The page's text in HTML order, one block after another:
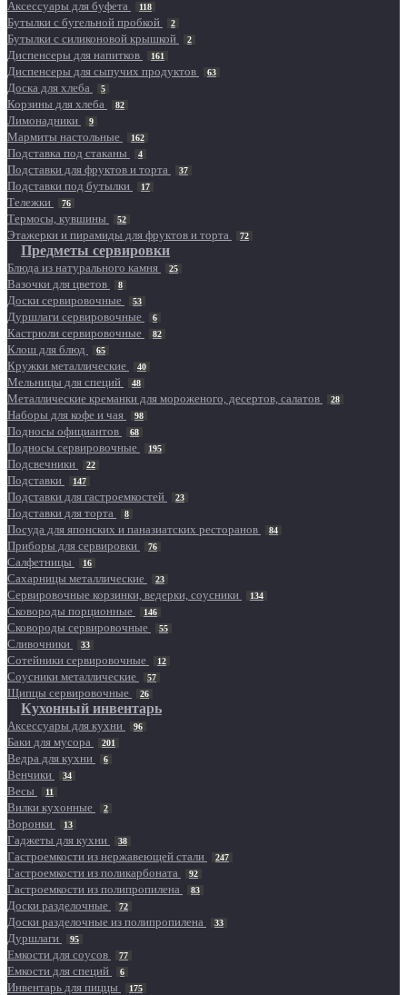
Аксессуары для буфета 118
Бутылки с бугельной пробкой 2
Бутылки с силиконовой крышкой 2
Диспенсеры для напитков 161
Диспенсеры для сыпучих продуктов 63
Доска для хлеба 5
Корзины для хлеба 82
Лимонадники 9
Мармиты настольные 162
Подставка под стаканы 4
Подставки для фруктов и торта 37
Подставки под бутылки 17
Тележки 76
Термосы, кувшины 52
Этажерки и пирамиды для фруктов и торта 72
Предметы сервировки
Блюда из натурального камня 25
Вазочки для цветов 8
Доски сервировочные 53
Дуршлаги сервировочные 6
Кастрюли сервировочные 82
Клош для блюд 65
Кружки металлические 40
Мельницы для специй 48
Металлические креманки для мороженого, десертов, салатов 28
Наборы для кофе и чая 98
Подносы официантов 68
Подносы сервировочные 195
Подсвечники 22
Подставки 147
Подставки для гастроемкостей 23
Подставки для торта 8
Посуда для японских и паназиатских ресторанов 84
Приборы для сервировки 76
Салфетницы 16
Сахарницы металлические 23
Сервировочные корзинки, ведерки, соусники 134
Сковороды порционные 146
Сковороды сервировочные 55
Сливочники 33
Сотейники сервировочные 12
Соусники металлические 57
Щипцы сервировочные 26
Кухонный инвентарь
Аксессуары для кухни 96
Баки для мусора 201
Ведра для кухни 6
Венчики 34
Весы 11
Вилки кухонные 2
Воронки 13
Гаджеты для кухни 38
Гастроемкости из нержавеющей стали 247
Гастроемкости из поликарбоната 92
Гастроемкости из полипропилена 83
Доски разделочные 72
Доски разделочные из полипропилена 33
Дуршлаги 95
Емкости для соусов 77
Емкости для специй 6
Инвентарь для пиццы 175